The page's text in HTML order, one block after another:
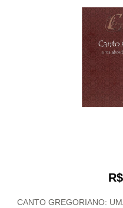
CANTO GREGORIANO: